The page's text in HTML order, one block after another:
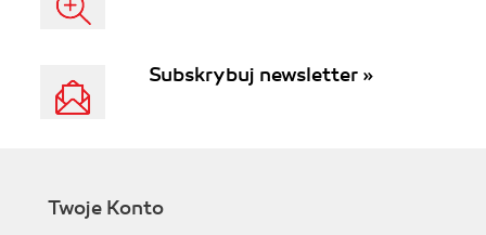
Subskrybuj newsletter »
Twoje Konto